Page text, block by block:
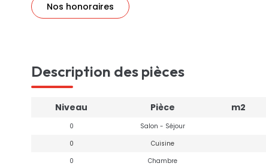
Nos honoraires
Description des pièces
Niveau Pièce m2
0
Salon - Séjour
0
Cuisine
0
Chambre